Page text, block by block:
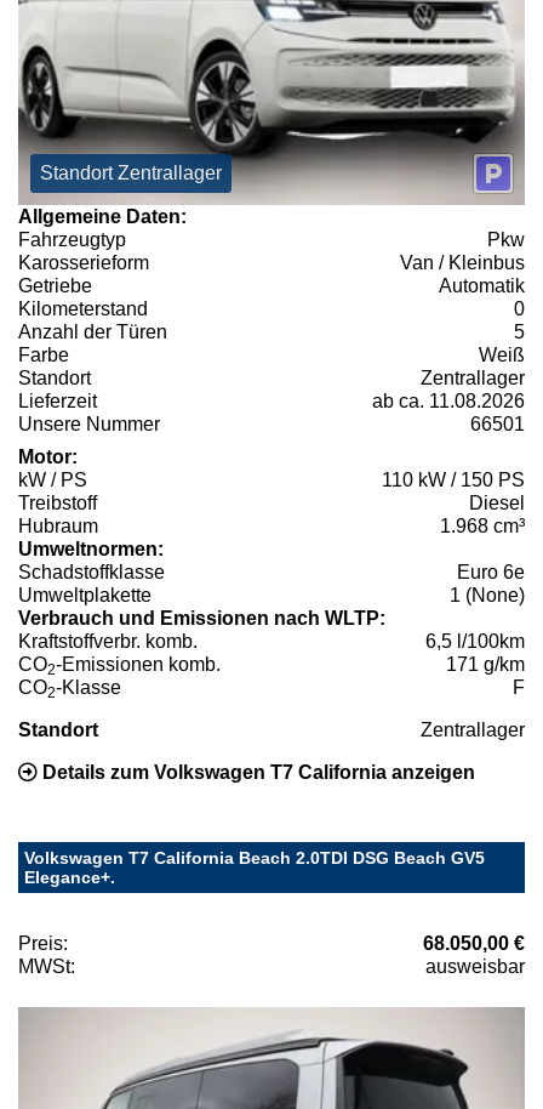
Standort Zentrallager
Allgemeine Daten:
Fahrzeugtyp
Pkw
Karosserieform
Van / Kleinbus
Getriebe
Automatik
Kilometerstand
0
Anzahl der Türen
5
Farbe
Weiß
Standort
Zentrallager
Lieferzeit
ab ca. 11.08.2026
Unsere Nummer
66501
Motor:
kW / PS
110 kW / 150 PS
Treibstoff
Diesel
Hubraum
1.968 cm³
Umweltnormen:
Schadstoffklasse
Euro 6e
Umweltplakette
1 (None)
Verbrauch und Emissionen nach WLTP:
Kraftstoffverbr. komb.
6,5 l/100km
CO2-Emissionen komb.
171 g/km
CO2-Klasse F
Standort Zentrallager
Details zum Volkswagen T7 California anzeigen
Volkswagen T7 California Beach 2.0TDI DSG Beach GV5
Elegance+.
Preis:
68.050,00 €
MWSt:
ausweisbar